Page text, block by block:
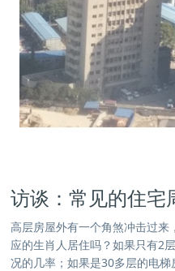
访谈：常见的住宅
高层房屋外有一个角煞冲击过
应的生肖人居住吗？如果只有2
况的几率；如果是30多层的电